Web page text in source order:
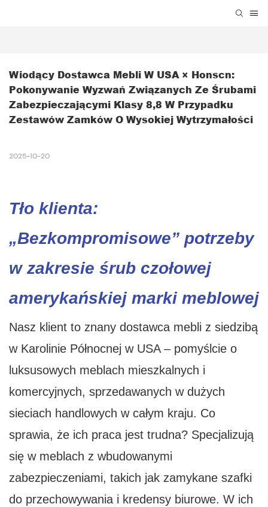
Wiodący Dostawca Mebli W USA × Honscn:
Pokonywanie Wyzwań Związanych Ze Śrubami
Zabezpieczającymi Klasy 8,8 W Przypadku
Zestawów Zamków O Wysokiej Wytrzymałości
2025-10-20
Tło klienta:
„Bezkompromisowe” potrzeby
w zakresie śrub czołowej
amerykańskiej marki meblowej
Nasz klient to znany dostawca mebli z siedzibą
w Karolinie Północnej w USA – pomyślcie o
luksusowych meblach mieszkalnych i
komercyjnych, sprzedawanych w dużych
sieciach handlowych w całym kraju. Co
sprawia, że ​​ich praca jest trudna? Specjalizują
się w meblach z wbudowanymi
zabezpieczeniami, takich jak zamykane szafki
do przechowywania i kredensy biurowe. W ich